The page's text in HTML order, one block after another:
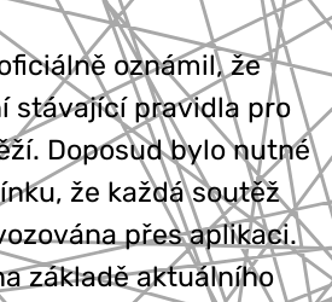
oznámil, že
stávající pravidla pro
Doposud bylo nutné
že každá soutěž
přes aplikaci.
základě aktuálního